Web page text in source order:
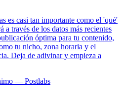
es casi tan importante como el 'qué'
a través de los datos más recientes
óptima para tu contenido,
tu nicho, zona horaria y el
Deja de adivinar y empieza a